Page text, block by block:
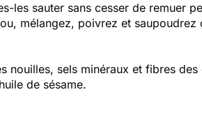
les sauter sans cesser de remuer
mélangez, poivrez et saupoudrez
nouilles, sels minéraux et fibres
de sésame.